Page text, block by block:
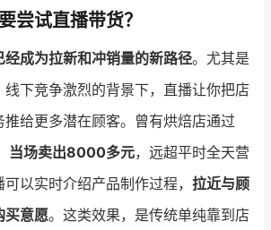
设计服务商
数据通服务
尝试直播带货？
成为拉新和冲销量的新路径。尤其是
下竞争激烈的背景下，直播让你把店
给更多潜在顾客。曾有烘焙店通过
当场卖出8000多元，远超平时全天营
以实时介绍产品制作过程， 拉近与顾
买意愿。这类效果，是传统单纯靠到店